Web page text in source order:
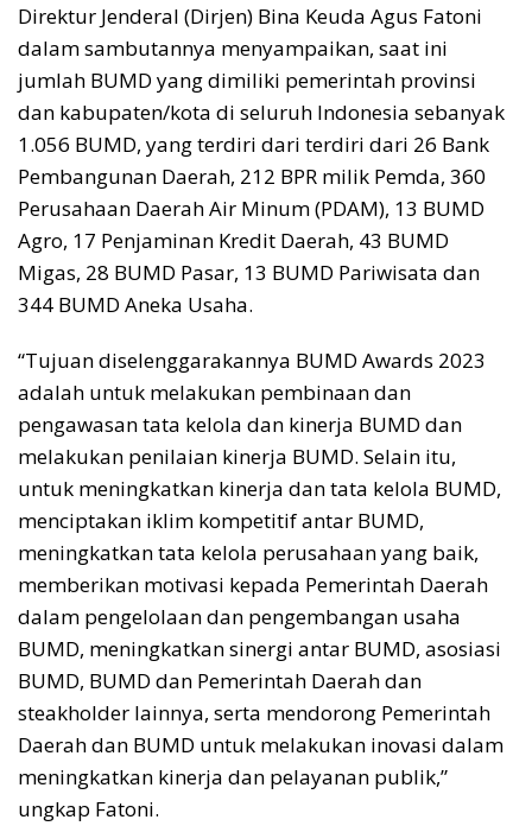
Direktur Jenderal (Dirjen) Bina Keuda Agus Fatoni
dalam sambutannya menyampaikan, saat ini
jumlah BUMD yang dimiliki pemerintah provinsi
dan kabupaten/kota di seluruh Indonesia sebanyak
1.056 BUMD, yang terdiri dari terdiri dari 26 Bank
Pembangunan Daerah, 212 BPR milik Pemda, 360
Perusahaan Daerah Air Minum (PDAM), 13 BUMD
Agro, 17 Penjaminan Kredit Daerah, 43 BUMD
Migas, 28 BUMD Pasar, 13 BUMD Pariwisata dan
344 BUMD Aneka Usaha.
“Tujuan diselenggarakannya BUMD Awards 2023
adalah untuk melakukan pembinaan dan
pengawasan tata kelola dan kinerja BUMD dan
melakukan penilaian kinerja BUMD. Selain itu,
untuk meningkatkan kinerja dan tata kelola BUMD,
menciptakan iklim kompetitif antar BUMD,
meningkatkan tata kelola perusahaan yang baik,
memberikan motivasi kepada Pemerintah Daerah
dalam pengelolaan dan pengembangan usaha
BUMD, meningkatkan sinergi antar BUMD, asosiasi
BUMD, BUMD dan Pemerintah Daerah dan
steakholder lainnya, serta mendorong Pemerintah
Daerah dan BUMD untuk melakukan inovasi dalam
meningkatkan kinerja dan pelayanan publik,”
ungkap Fatoni.